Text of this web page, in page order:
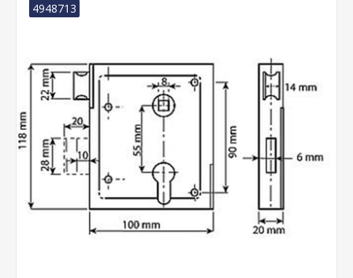
4948713